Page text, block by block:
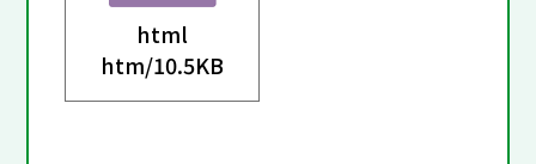
html
htm/10.5KB